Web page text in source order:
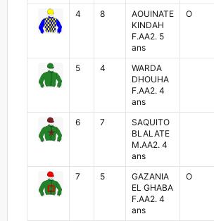
4 8
AOUINATE
KINDAH
F.AA2. 5
ans
O
5 4
WARDA
DHOUHA
F.AA2. 4
ans
6 7
SAQUITO
BLALATE
M.AA2. 4
ans
7 5
GAZANIA
EL GHABA
F.AA2. 4
ans
O